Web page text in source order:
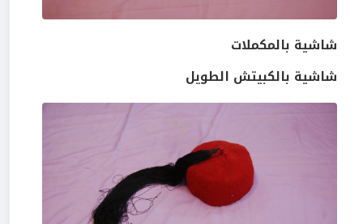
شاشية بالمكملات
شاشية بالكبيتش الطويل